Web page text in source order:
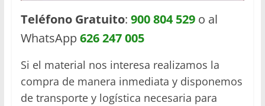
Teléfono Gratuito: 900 804 529o al
WhatsApp 626 247 005
Si el material nos interesa realizamos la
compra de manera inmediata y disponemos
de transporte y logística necesaria para